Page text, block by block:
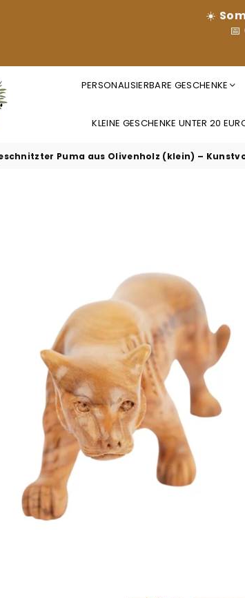
☀️
PERSONALISIERBARE GESCHENKE
KLEINE GESCHENKE UNTER 20
Puma aus Olivenholz (klein) –